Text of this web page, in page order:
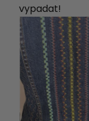
vypadat!